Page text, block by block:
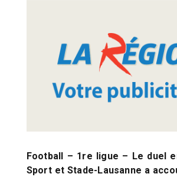
Football – 1re ligue – Le duel
Sport et Stade-Lausanne a